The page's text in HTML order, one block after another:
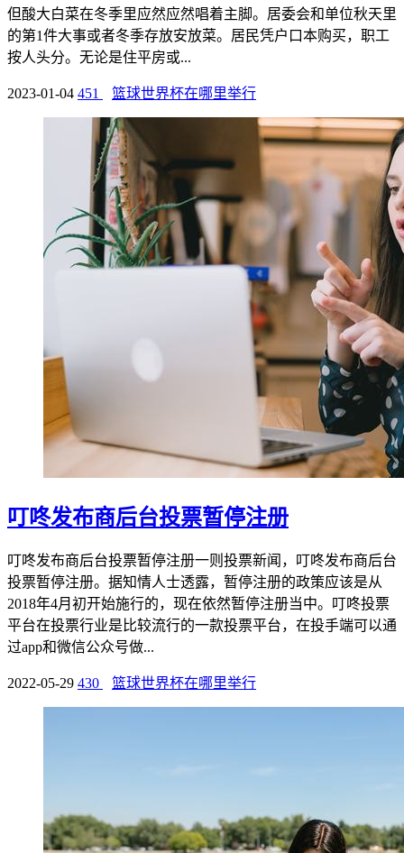
但酸大白菜在冬季里应然应然唱着主脚。居委会和单位秋天里
的第1件大事或者冬季存放安放菜。居民凭户口本购买，职工
按人头分。无论是住平房或...
2023-01-04 451 篮球世界杯在哪里举行
叮咚发布商后台投票暂停注册
叮咚发布商后台投票暂停注册一则投票新闻，叮咚发布商后台
投票暂停注册。据知情人士透露，暂停注册的政策应该是从
2018年4月初开始施行的，现在依然暂停注册当中。叮咚投票
平台在投票行业是比较流行的一款投票平台，在投手端可以通
过app和微信公众号做...
2022-05-29 430 篮球世界杯在哪里举行